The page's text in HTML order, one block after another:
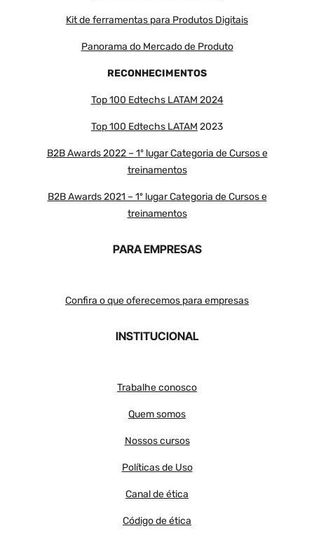
Kit de ferramentas para Produtos Digitais
Panorama do Mercado de Produto
RECONHECIMENTOS
Top 100 Edtechs LATAM 2024
Top 100 Edtechs LATAM 2023
B2B Awards 2022 – 1º lugar Categoria de Cursos e
treinamentos
B2B Awards 2021 – 1º lugar Categoria de Cursos e
treinamentos
PARA EMPRESAS
Confira o que oferecemos para empresas
INSTITUCIONAL
Trabalhe conosco
Quem somos
Nossos cursos
Políticas de Uso
Canal de ética
Código de ética